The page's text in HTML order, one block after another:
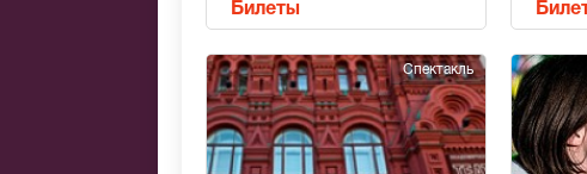
Билеты
Спектакль